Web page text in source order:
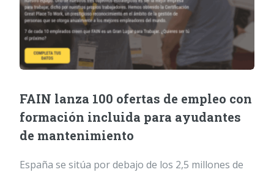
FAIN lanza 100 ofertas de empleo con
formación incluida para ayudantes
de mantenimiento
España se sitúa por debajo de los 2,5 millones de